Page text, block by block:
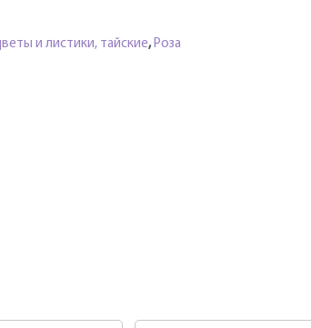
и листики, тайские,Роза